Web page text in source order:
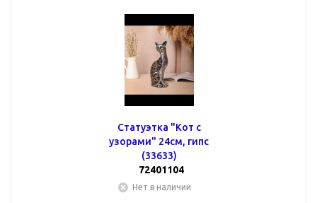
Статуэтка "Кот с
узорами" 24см, гипс
(33633)
72401104
Нет в наличии